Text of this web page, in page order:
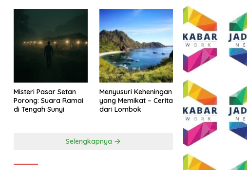
Misteri Pasar Setan
Porong: Suara Ramai
di Tengah Sunyi
Menyusuri Keheningan
yang Memikat – Cerita
dari Lombok
Selengkapnya